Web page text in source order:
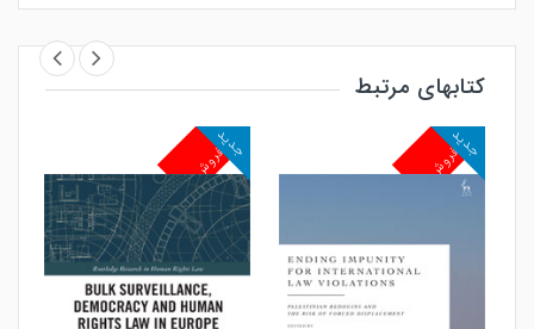
کتابهای مرتبط
پرفروش
جدید پرفروش
جدید